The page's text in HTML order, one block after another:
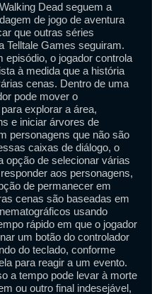
Dead seguem a
de jogo de aventura
que outras séries
Telltale Games seguiram.
episódio, o jogador controla
à medida que a história
cenas. Dentro de uma
pode mover o
explorar a área,
e iniciar árvores de
personagens que não são
caixas de diálogo, o
opção de selecionar várias
aos personagens,
de permanecer em
cenas são baseadas em
usando
rápido em que o jogador
um botão do controlador
do teclado, conforme
para reagir a um evento.
a tempo pode levar à morte
ou outro final indesejável,